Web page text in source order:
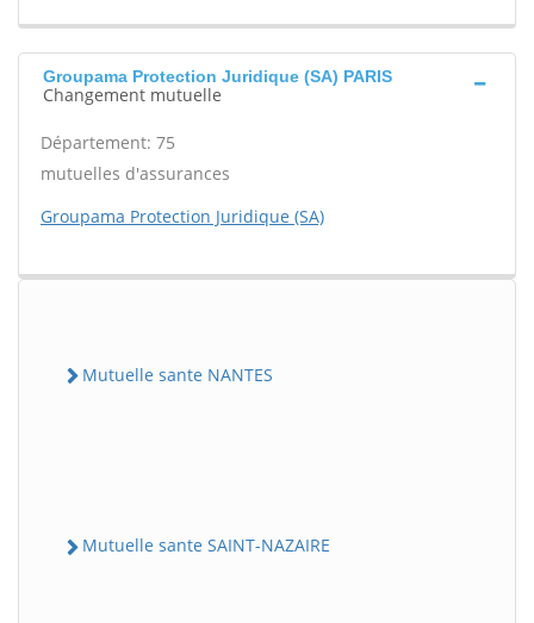
Groupama Protection Juridique (SA) PARIS
Changement mutuelle
Département: 75
mutuelles d'assurances
Groupama Protection Juridique (SA)
Mutuelle sante NANTES
Mutuelle sante SAINT-NAZAIRE